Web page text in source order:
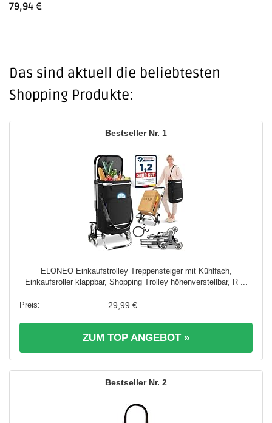
79,94 €
Das sind aktuell die beliebtesten
Shopping Produkte:
1
ELONEO Einkaufstrolley Treppensteiger mit Kühlfach,
Einkaufsroller klappbar, Shopping Trolley höhenverstellbar, R ...
29,99 €
ZUM TOP ANGEBOT »
2